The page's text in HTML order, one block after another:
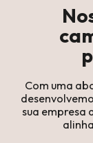
Com uma
sua empresa